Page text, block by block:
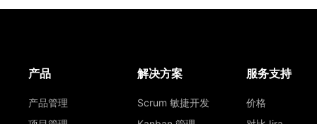
产品
产品管理
解决方案
Scrum 敏捷开发
服务支持
价格